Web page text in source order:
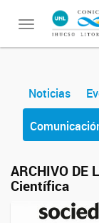
Toggle
Noticias
ARCHIVO DE
Científica